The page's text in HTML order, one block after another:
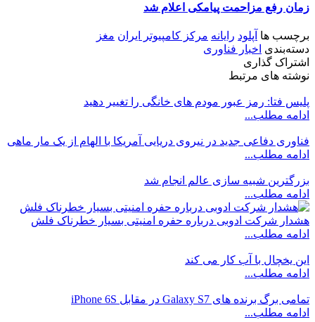
زمان رفع مزاحمت پیامکی اعلام شد
برچسب ها آپلود رایانه مرکز کامپیوتر ایران مغز
دسته‌بندی اخبار فناوری
اشتراک گذاری
نوشته های مرتبط
پلیس فتا: رمز عبور مودم های خانگی را تغییر دهید
ادامه مطلب...
فناوری دفاعی جدید در نیروی دریایی آمریکا با الهام از یک مار ماهی
ادامه مطلب...
بزرگترین شبیه سازی عالم انجام شد
ادامه مطلب...
هشدار شرکت ادوبی درباره حفره امنیتی بسیار خطرناک فلش
ادامه مطلب...
این یخچال با آب کار می کند
ادامه مطلب...
تمامی برگ برنده های Galaxy S7 در مقابل iPhone 6S
ادامه مطلب...